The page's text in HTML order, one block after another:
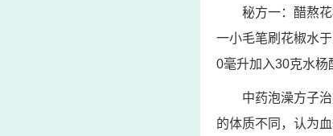
秘方一：醋熬
一小毛笔刷花椒水
0毫升加入30克水杨
中药泡澡方子
的体质不同，认为